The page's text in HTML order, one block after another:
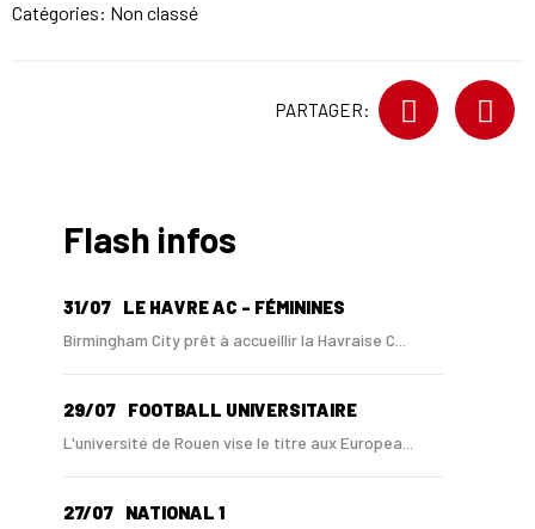
Catégories: Non classé
PARTAGER:
Flash infos
31/07 LE HAVRE AC - FÉMININES
Birmingham City prêt à accueillir la Havraise C...
29/07 FOOTBALL UNIVERSITAIRE
L'université de Rouen vise le titre aux Europea...
27/07 NATIONAL 1